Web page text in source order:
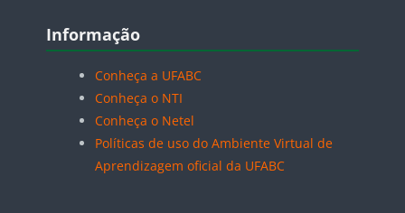
Blocos
Informação
Conheça a UFABC
Conheça o NTI
Conheça o Netel
Políticas de uso do Ambiente Virtual de
Aprendizagem oficial da UFABC